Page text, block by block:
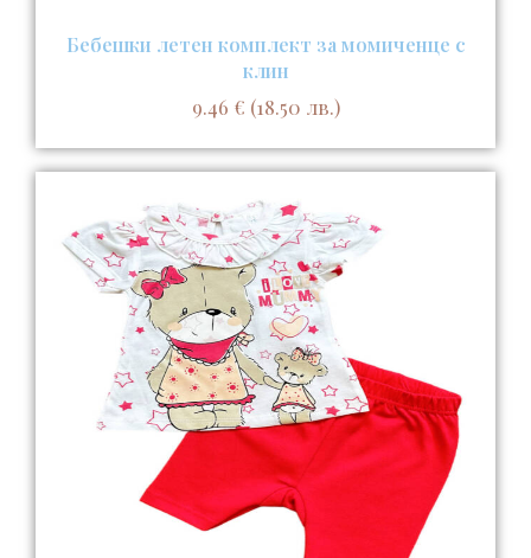
Бебешки летен комплект за момиченце с
клин
9.46 € (18.50 лв.)